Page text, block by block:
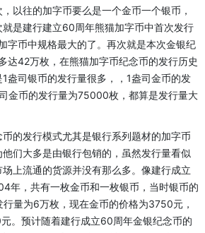
以往的加字币要么是一个金币一个银币，
是建行建立60周年熊猫加字币中首次发行
字币中规格最大的了。再次就是本次金银纪
达42万枚，在熊猫加字币纪念币的发行历史
盎司银币的发行量很多，，1盎司金币的发
金币的发行量为75000枚，都算是发行量大
发行模式尤其是银行系列题材的加字币
们大多是由银行包销的，虽然发行量看似
上流通的货源并没有那么多。像建行成立
年，共有一枚金币和一枚银币，当时银币的
量为6万枚，现在金币的价格为3750元，
。预计随着建行成立60周年金银纪念币的